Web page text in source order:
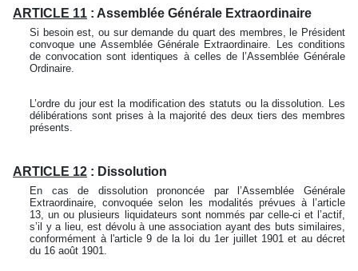
ARTICLE 11 : Assemblée Générale Extraordinaire
Si besoin est, ou sur demande du quart des membres, le Président
convoque une Assemblée Générale Extraordinaire. Les conditions
de convocation sont identiques à celles de l’Assemblée Générale
Ordinaire.
L’ordre du jour est la modification des statuts ou la dissolution. Les
délibérations sont prises à la majorité des deux tiers des membres
présents.
ARTICLE 12 : Dissolution
En cas de dissolution prononcée par l’Assemblée Générale
Extraordinaire, convoquée selon les modalités prévues à l’article
13, un ou plusieurs liquidateurs sont nommés par celle-ci et l’actif,
s’il y a lieu, est dévolu à une association ayant des buts similaires,
conformément à l'article 9 de la loi du 1er juillet 1901 et au décret
du 16 août 1901.